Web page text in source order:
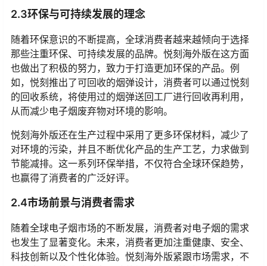
2.3环保与可持续发展的理念
随着环保意识的不断提高，全球消费者越来越倾向于选择
那些注重环保、可持续发展的品牌。悦刻海外版在这方面
也做出了积极的努力，致力于打造更加环保的产品。例
如，悦刻推出了可回收的烟弹设计，消费者可以通过悦刻
的回收系统，将使用过的烟弹送回工厂进行回收再利用，
从而减少电子烟废弃物对环境的影响。
悦刻海外版还在生产过程中采用了更多环保材料，减少了
对环境的污染，并且不断优化产品的生产工艺，力求做到
节能减排。这一系列环保举措，不仅符合全球环保趋势，
也赢得了消费者的广泛好评。
2.4市场前景与消费者需求
随着全球电子烟市场的不断发展，消费者对电子烟的需求
也发生了显著变化。未来，消费者更加注重健康、安全、
科技创新以及个性化体验。悦刻海外版紧跟市场需求，不